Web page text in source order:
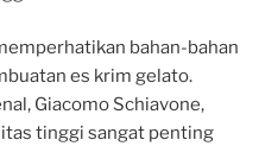
bahan-bahan
es krim gelato.
Giacomo Schiavone,
tinggi sangat penting